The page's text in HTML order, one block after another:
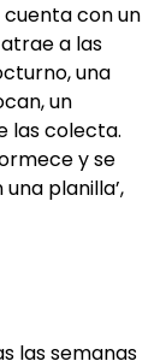
cuenta con un
a las
una
un
las colecta.
y se
planilla’,
las semanas